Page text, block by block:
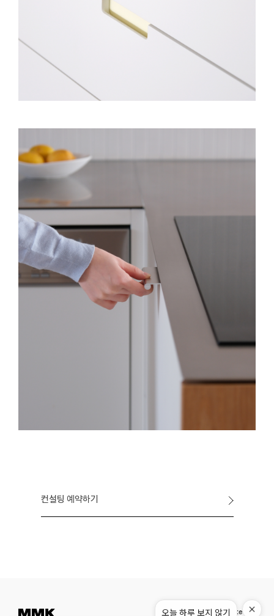
컨설팅 예약하기
Instagram Pinterest
오늘 하루 보지 않기